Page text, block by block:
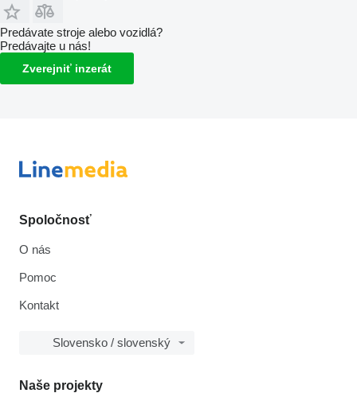
Predávate stroje alebo vozidlá?
Predávajte u nás!
Zverejniť inzerát
Spoločnosť
O nás
Pomoc
Kontakt
Slovensko / slovenský
Naše projekty